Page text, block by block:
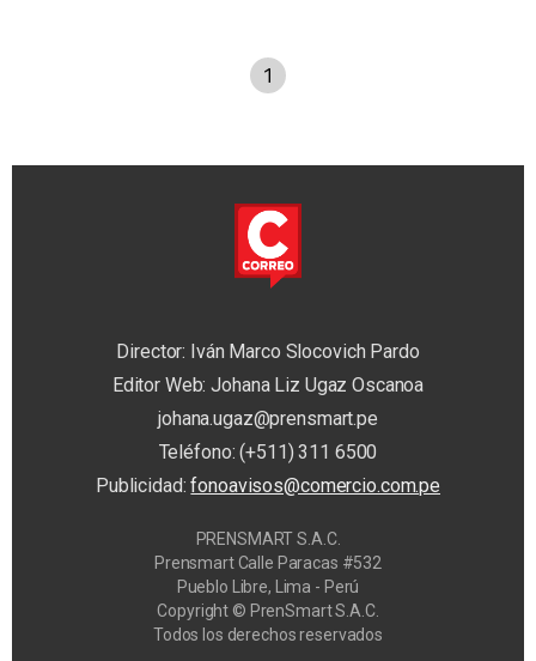
1
Director: Iván Marco Slocovich Pardo
Editor Web: Johana Liz Ugaz Oscanoa
johana.ugaz@prensmart.pe
Teléfono: (+511) 311 6500
Publicidad:fonoavisos@comercio.com.pe
PRENSMART S.A.C.
Prensmart Calle Paracas #532
Pueblo Libre, Lima - Perú
Copyright © PrenSmart S.A.C.
Todos los derechos reservados